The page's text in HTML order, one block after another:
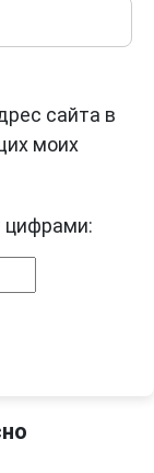
сайта в
моих
цифрами: